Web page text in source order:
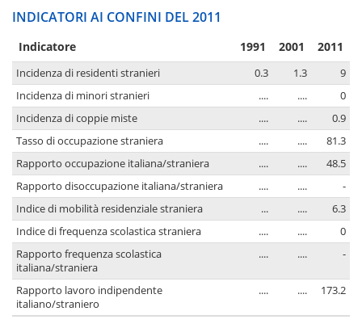
INDICATORI AI CONFINI DEL 2011
Indicatore 1991 2001 2011
Incidenza di residenti stranieri 0.3 1.3
9
Incidenza di minori stranieri
.... ....
0
Incidenza di coppie miste
.... ....
0.9
Tasso di occupazione straniera
.... ....
81.3
Rapporto occupazione italiana/straniera
.... ....
48.5
Rapporto disoccupazione italiana/straniera
.... ....
-
Indice di mobilità residenziale straniera
... ....
6.3
Indice di frequenza scolastica straniera
.... ....
0
Rapporto frequenza scolastica
italiana/straniera
.... .... -
Rapporto lavoro indipendente
italiano/straniero
.... .... 173.2